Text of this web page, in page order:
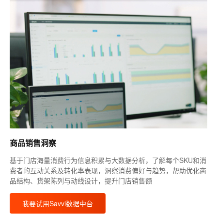
商品销售洞察
基于门店海量消费行为信息积累与大数据分析，了解每个SKU和消
费者的互动关系及转化率表现，洞察消费偏好与趋势，帮助优化商
品结构、货架陈列与动线设计，提升门店销售额
我要试用Savvi数据中台